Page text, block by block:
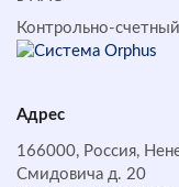
Контрольно-
Адрес
166000, Россия,
Смидовича д. 20